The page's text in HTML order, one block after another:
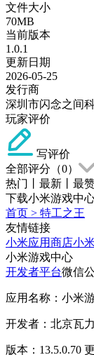
文件大小
70MB
当前版本
1.0.1
更新日期
2026-05-25
发行商
深圳市闪念之间
玩家评价
写评价
全部评分（0）
热门
最新
最
下载小米游戏中
首页 > 特工之王
友情链接
小米应用商店小
小米游戏中心
开发者平台微信
应用名称：小米
开发者：北京瓦
版本：13.5.0.70